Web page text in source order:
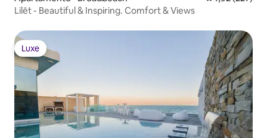
Lilēt - Beautiful & Inspiring. Comfort & Views
Luxe
Luxe